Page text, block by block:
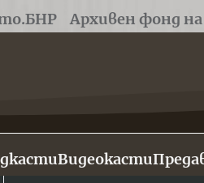
Архивен фонд
Видеокасти